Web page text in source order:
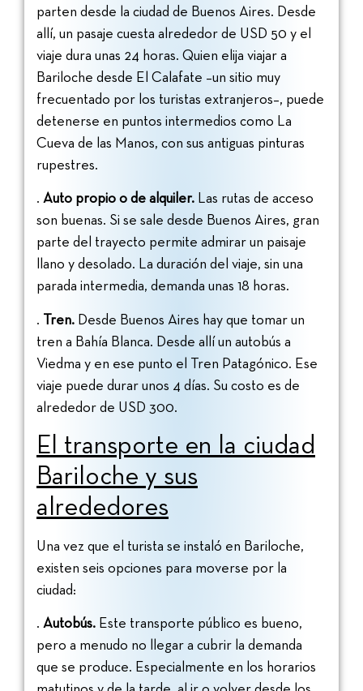
parten desde la ciudad de Buenos Aires. Desde
allí, un pasaje cuesta alrededor de USD 50 y el
viaje dura unas 24 horas. Quien elija viajar a
Bariloche desde El Calafate –un sitio muy
frecuentado por los turistas extranjeros–, puede
detenerse en puntos intermedios como La
Cueva de las Manos, con sus antiguas pinturas
rupestres.
. Auto propio o de alquiler. Las rutas de acceso
son buenas. Si se sale desde Buenos Aires, gran
parte del trayecto permite admirar un paisaje
llano y desolado. La duración del viaje, sin una
parada intermedia, demanda unas 18 horas.
. Tren. Desde Buenos Aires hay que tomar un
tren a Bahía Blanca. Desde allí un autobús a
Viedma y en ese punto el Tren Patagónico. Ese
viaje puede durar unos 4 días. Su costo es de
alrededor de USD 300.
El transporte en la ciudad
Bariloche y sus
alrededores
Una vez que el turista se instaló en Bariloche,
existen seis opciones para moverse por la
ciudad:
. Autobús. Este transporte público es bueno,
pero a menudo no llegar a cubrir la demanda
que se produce. Especialmente en los horarios